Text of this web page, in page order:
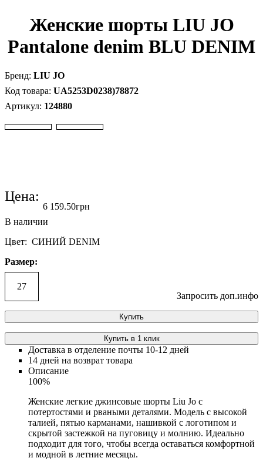
Женские шорты LIU JO
Pantalone denim BLU DENIM
LIU JO
UA5253D0238)78872
124880
Цена:
6 159.50грн
Цвет: СИНИЙ DENIM
Размер:
27
Запросить доп.инфо
Купить
Купить в 1 клик
Доставка в отделение почты 10-12 дней
14 дней на возврат товара
Описание
100%
Женские легкие джинсовые шорты Liu Jo с
потертостями и рваными деталями. Модель с высокой
талией, пятью карманами, нашивкой с логотипом и
скрытой застежкой на пуговицу и молнию. Идеально
подходит для того, чтобы всегда оставаться комфортной
и модной в летние месяцы.